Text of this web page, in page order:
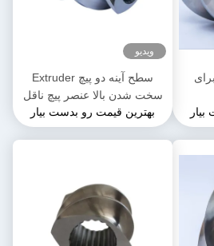
ویدیو
سطح آینه دو پیچ Extruder
سخت شدن بالا عنصر پیچ ناقل
دو طرفه
بهترین قیمت رو بدست بیار